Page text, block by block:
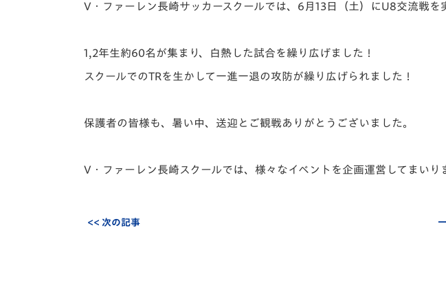
チームスケジュール
平和祈念活動
V・ファーレン長崎サッカースクールでは、6月13日（土）にU8交流戦を
1,2年生約60名が集まり、白熱した試合を繰り広げました！
スクールでのTRを生かして一進一退の攻防が繰り広げられました！
保護者の皆様も、暑い中、送迎とご観戦ありがとうございました。
V・ファーレン長崎スクールでは、様々なイベントを企画運営してまいり
<< 次の記事